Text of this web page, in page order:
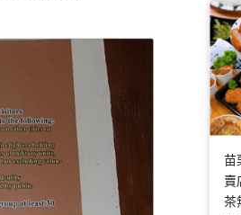
苗
賣
茶